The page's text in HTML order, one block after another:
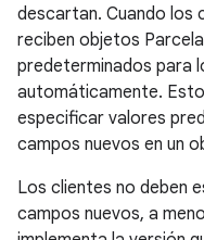
descartan. Cuando los
reciben objetos
predeterminados para
automáticamente.
especificar valores
campos nuevos en un
Los clientes no deben
campos nuevos, a